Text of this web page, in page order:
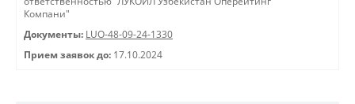
Компани"
Документы: LUO-48-09-24-1330
Прием заявок до: 17.10.2024